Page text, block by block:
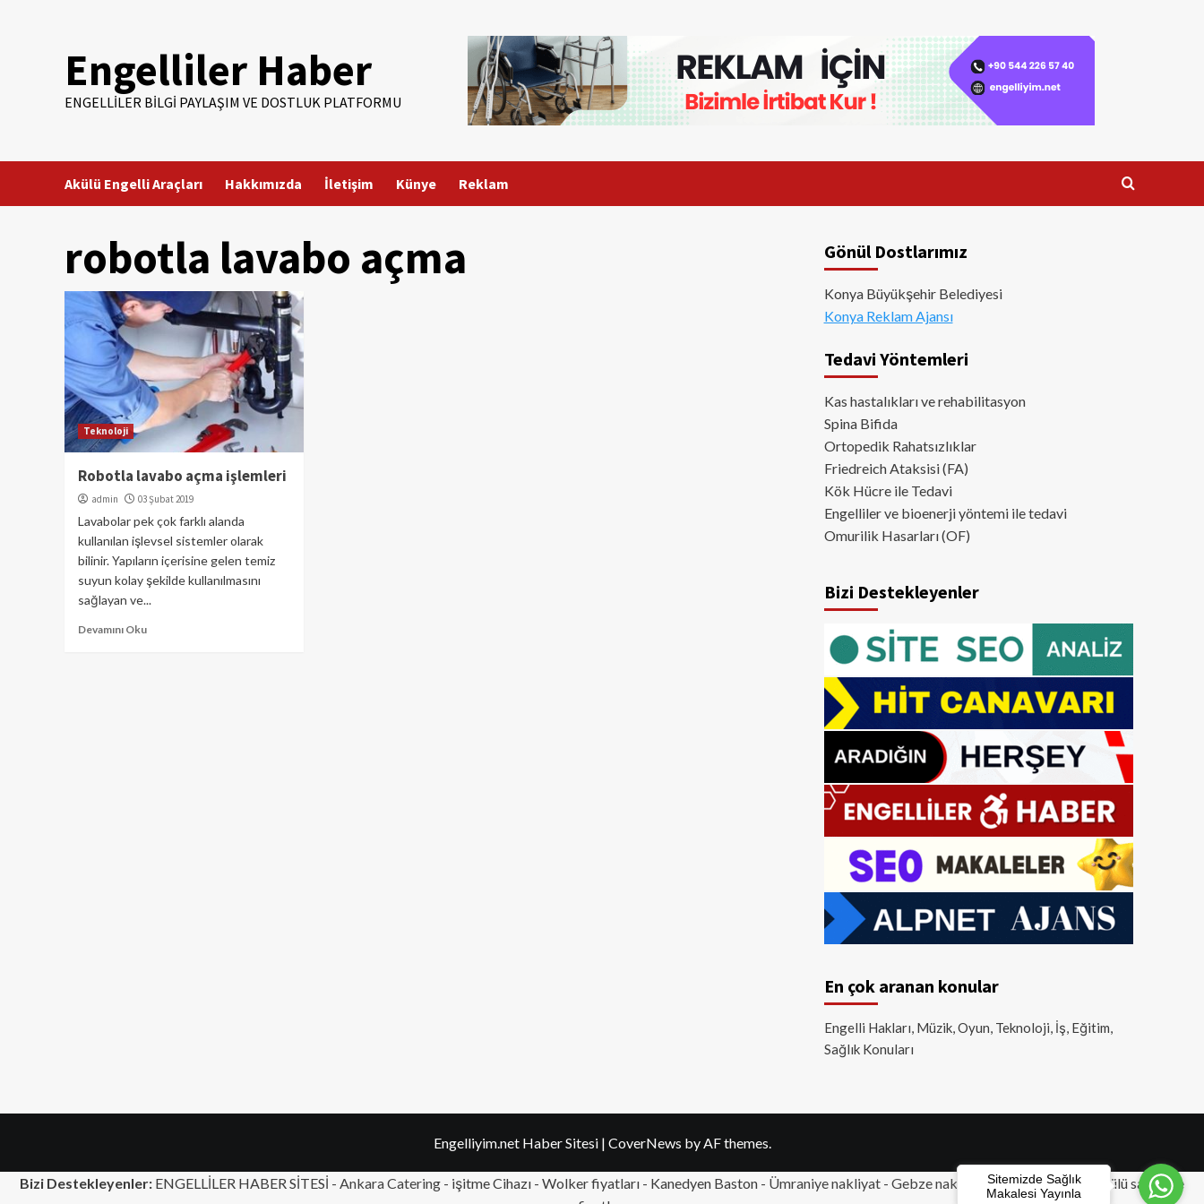
Engelliler Haber
ENGELLILER BILGI PAYLAŞIM VE DOSTLUK PLATFORMU
Akülü Engelli Araçları Hakkımızda İletişim Künye Reklam
robotla lavabo açma
Teknoloji
Robotla lavabo açma işlemleri
admin 03 Şubat 2019
Lavabolar pek çok farklı alanda
kullanılan işlevsel sistemler olarak
bilinir. Yapıların içerisine gelen temiz
suyun kolay şekilde kullanılmasını
sağlayan ve...
Devamını Oku
Gönül Dostlarımız
Konya Büyükşehir Belediyesi
Konya Reklam Ajansı
Tedavi Yöntemleri
Kas hastalıkları ve rehabilitasyon
Spina Bifida
Ortopedik Rahatsızlıklar
Friedreich Ataksisi (FA)
Kök Hücre ile Tedavi
Engelliler ve bioenerji yöntemi ile tedavi
Omurilik Hasarları (OF)
Bizi Destekleyenler
En çok aranan konular
Engelli Hakları, Müzik, Oyun, Teknoloji, İş, Eğitim,
Sağlık Konuları
Engelliyim.net Haber Sitesi | CoverNews by AF themes.
Bizi Destekleyenler: ENGELLİLER HABER SİTESİ - Ankara Catering - işitme Cihazı - Wolker fiyatları - Kanedyen Baston - Ümraniye nakliyat - Gebze nakliyat -Tuzla nakliyat - Akülü sandalye
Sitemizde Sağlık
Makalesi Yayınla